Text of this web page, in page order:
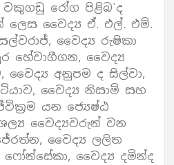
වකුගඩු රෝග පිළිබ`ද
වෛද්‍ය ඒ. එල්. එම්.
වෛද්‍ය රුෂිකා
හේවාගීගන, වෛද්‍ය
වෛද්‍ය අනුපම ද සිල්වා,
වෛද්‍ය නිසාම් සහ
යන ජ්‍යෙෂ්ඨ
වෛද්‍යවරුන් වන
වෛද්‍ය ලලිත
වෛද්‍ය දමින්ද